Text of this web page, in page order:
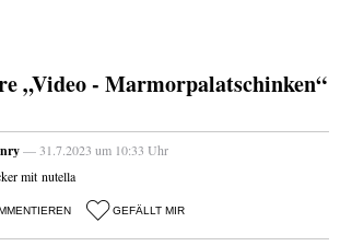
„Video - Marmorpalatschinken“
— 31.7.2023 um 10:33 Uhr
mit nutella
GEFÄLLT MIR